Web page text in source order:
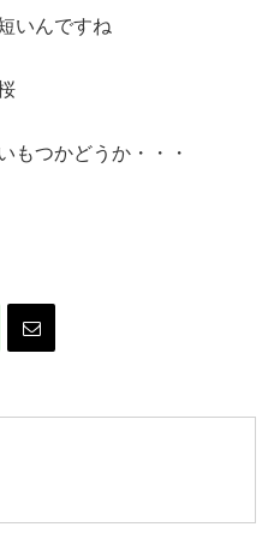
いんですね
もつかどうか・・・